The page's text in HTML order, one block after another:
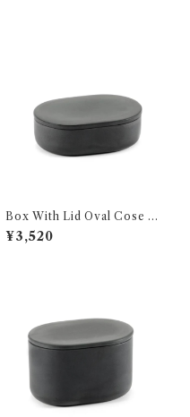
Box With Lid Oval Cose S
SERAX
¥3,520